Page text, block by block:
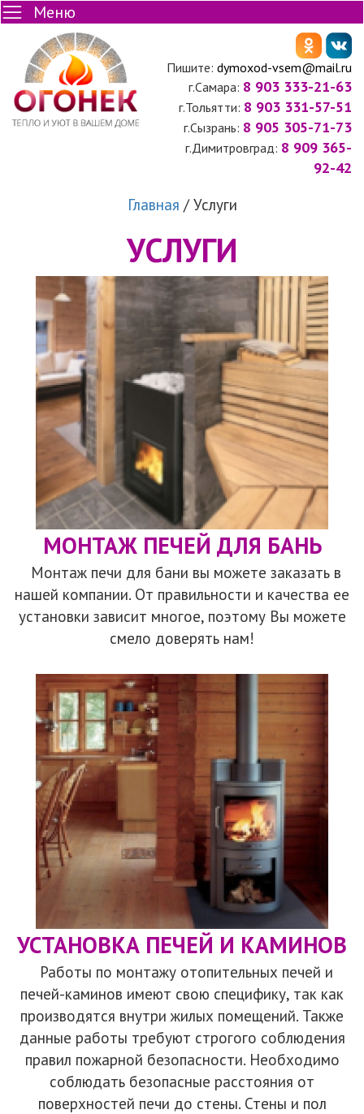
Меню
Пишите: dymoxod-vsem@mail.ru
г.Самара: 8 903 333-21-63
г.Тольятти: 8 903 331-57-51
г.Сызрань: 8 905 305-71-73
г.Димитровград: 8 909 365-
92-42
Главная / Услуги
УСЛУГИ
МОНТАЖ ПЕЧЕЙ ДЛЯ БАНЬ
Монтаж печи для бани вы можете заказать в
нашей компании. От правильности и качества ее
установки зависит многое, поэтому Вы можете
смело доверять нам!
УСТАНОВКА ПЕЧЕЙ И КАМИНОВ
Работы по монтажу отопительных печей и
печей-каминов имеют свою специфику, так как
производятся внутри жилых помещений. Также
данные работы требуют строгого соблюдения
правил пожарной безопасности. Необходимо
соблюдать безопасные расстояния от
поверхностей печи до стены. Стены и пол